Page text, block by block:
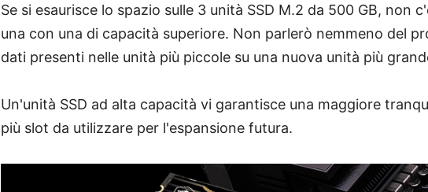
Se si esaurisce lo spazio sulle 3 unità SSD M.2 da 500 GB, non
una con una di capacità superiore. Non parlerò nemmeno del
dati presenti nelle unità più piccole su una nuova unità più
Un'unità SSD ad alta capacità vi garantisce una maggiore
più slot da utilizzare per l'espansione futura.